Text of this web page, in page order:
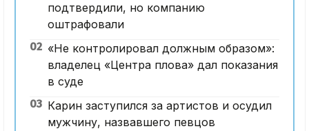
подтвердили, но компанию
оштрафовали
02 «Не контролировал должным образом»:
владелец «Центра плова» дал показания
в суде
03 Карин заступился за артистов и осудил
мужчину, назвавшего певцов